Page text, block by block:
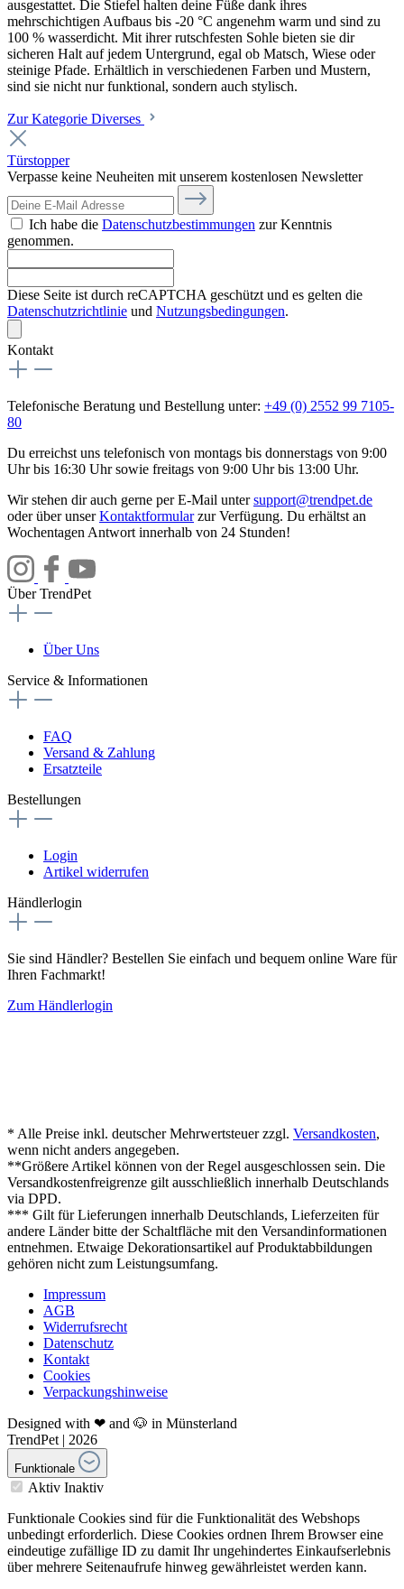
ausgestattet. Die Stiefel halten deine Füße dank ihres
mehrschichtigen Aufbaus bis -20 °C angenehm warm und sind zu
100 % wasserdicht. Mit ihrer rutschfesten Sohle bieten sie dir
sicheren Halt auf jedem Untergrund, egal ob Matsch, Wiese oder
steinige Pfade. Erhältlich in verschiedenen Farben und Mustern,
sind sie nicht nur funktional, sondern auch stylisch.
Zur Kategorie Diverses
Türstopper
Verpasse keine Neuheiten mit unserem kostenlosen Newsletter
Ich habe die Datenschutzbestimmungen zur Kenntnis
genommen.
Diese Seite ist durch reCAPTCHA geschützt und es gelten die
Datenschutzrichtlinie und Nutzungsbedingungen.
Kontakt
Telefonische Beratung und Bestellung unter: +49 (0) 2552 99 7105-
80
Du erreichst uns telefonisch von montags bis donnerstags von 9:00
Uhr bis 16:30 Uhr sowie freitags von 9:00 Uhr bis 13:00 Uhr.
Wir stehen dir auch gerne per E-Mail untersupport@trendpet.de
oder über unserKontaktformularzur Verfügung. Du erhältst an
Wochentagen Antwort innerhalb von 24 Stunden!
Über TrendPet
Über Uns
Service & Informationen
FAQ
Versand & Zahlung
Ersatzteile
Bestellungen
Login
Artikel widerrufen
Händlerlogin
Sie sind Händler? Bestellen Sie einfach und bequem online Ware für
Ihren Fachmarkt!
Zum Händlerlogin
* Alle Preise inkl. deutscher Mehrwertsteuer zzgl. Versandkosten,
wenn nicht anders angegeben.
**Größere Artikel können von der Regel ausgeschlossen sein. Die
Versandkostenfreigrenze gilt ausschließlich innerhalb Deutschlands
via DPD.
*** Gilt für Lieferungen innerhalb Deutschlands, Lieferzeiten für
andere Länder bitte der Schaltfläche mit den Versandinformationen
entnehmen. Etwaige Dekorationsartikel auf Produktabbildungen
gehören nicht zum Leistungsumfang.
Impressum
AGB
Widerrufsrecht
Datenschutz
Kontakt
Cookies
Verpackungshinweise
Designed with ❤ and 🐶 in Münsterland
TrendPet | 2026
Funktionale
Aktiv Inaktiv
Funktionale Cookies sind für die Funktionalität des Webshops
unbedingt erforderlich. Diese Cookies ordnen Ihrem Browser eine
eindeutige zufällige ID zu damit Ihr ungehindertes Einkaufserlebnis
über mehrere Seitenaufrufe hinweg gewährleistet werden kann.